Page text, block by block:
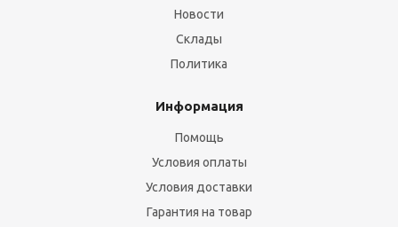
Новости
Склады
Политика
Информация
Помощь
Условия оплаты
Условия доставки
Гарантия на товар